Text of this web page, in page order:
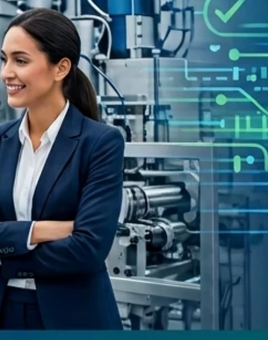
implementando
SGI
(Sistemas
integrados
de
Gestión)
Calidad
I
Seguridad
I
ambiente
I
IA